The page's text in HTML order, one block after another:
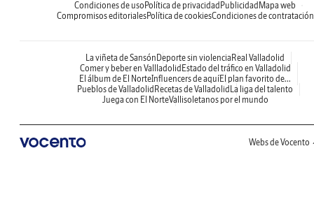
Condiciones de uso Política de privacidad Publicidad Mapa web
Compromisos editorialesPolítica de cookiesCondiciones de contratación
La viñeta de Sansón Deporte sin violencia Real Valladolid
Comer y beber en Vallladolid Estado del tráfico en Valladolid
El álbum de El NorteInfluencers de aquíEl plan favorito de...
Pueblos de Valladolid Recetas de Valladolid La liga del talento
Juega con El NorteVallisoletanos por el mundo
Webs de Vocento